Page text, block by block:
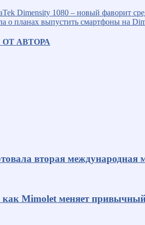
Dimensity 1080 – новый фаворит
о планах выпустить смартфоны на
АВТОРА
вторая
Mimolet меняет